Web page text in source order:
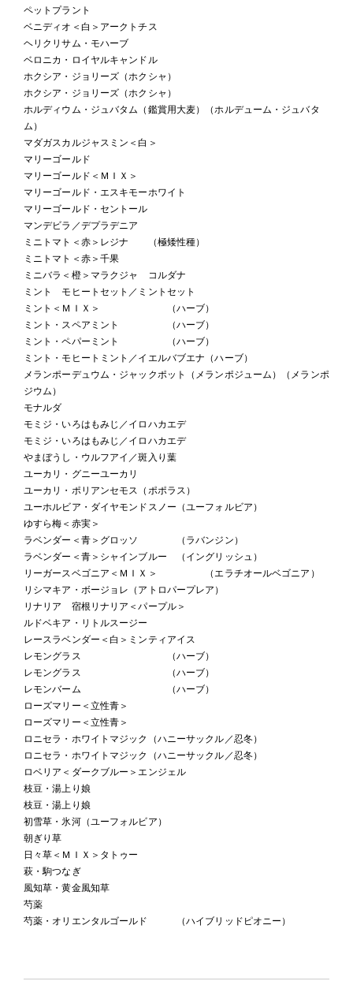
ペットプラント
ベニディオ＜白＞アークトチス
ヘリクリサム・モハーブ
ベロニカ・ロイヤルキャンドル
ホクシア・ジョリーズ（ホクシャ）
ホクシア・ジョリーズ（ホクシャ）
ホルディウム・ジュバタム（鑑賞用大麦）（ホルデューム・ジュバタ
ム）
マダガスカルジャスミン＜白＞
マリーゴールド
マリーゴールド＜ＭＩＸ＞
マリーゴールド・エスキモーホワイト
マリーゴールド・セントール
マンデビラ／デプラデニア
ミニトマト＜赤＞レジナ （極矮性種）
ミニトマト＜赤＞千果
ミニバラ＜橙＞マラクジャ コルダナ
ミント モヒートセット／ミントセット
ミント＜ＭＩＸ＞ （ハーブ）
ミント・スペアミント （ハーブ）
ミント・ペパーミント （ハーブ）
ミント・モヒートミント／イエルバブエナ（ハーブ）
メランポーデュウム・ジャックポット（メランポジューム）（メランポ
ジウム）
モナルダ
モミジ・いろはもみじ／イロハカエデ
モミジ・いろはもみじ／イロハカエデ
やまぼうし・ウルフアイ／斑入り葉
ユーカリ・グニーユーカリ
ユーカリ・ポリアンセモス（ポポラス）
ユーホルビア・ダイヤモンドスノー（ユーフォルビア）
ゆすら梅＜赤実＞
ラベンダー＜青＞グロッソ （ラバンジン）
ラベンダー＜青＞シャインブルー （イングリッシュ）
リーガースベゴニア＜ＭＩＸ＞ （エラチオールベゴニア）
リシマキア・ボージョレ（アトロパープレア）
リナリア 宿根リナリア＜パープル＞
ルドベキア・リトルスージー
レースラベンダー＜白＞ミンティアイス
レモングラス （ハーブ）
レモングラス （ハーブ）
レモンバーム （ハーブ）
ローズマリー＜立性青＞
ローズマリー＜立性青＞
ロニセラ・ホワイトマジック（ハニーサックル／忍冬）
ロニセラ・ホワイトマジック（ハニーサックル／忍冬）
ロベリア＜ダークブルー＞エンジェル
枝豆・湯上り娘
枝豆・湯上り娘
初雪草・氷河（ユーフォルビア）
朝ぎり草
日々草＜ＭＩＸ＞タトゥー
萩・駒つなぎ
風知草・黄金風知草
芍薬
芍薬・オリエンタルゴールド （ハイブリッドピオニー）